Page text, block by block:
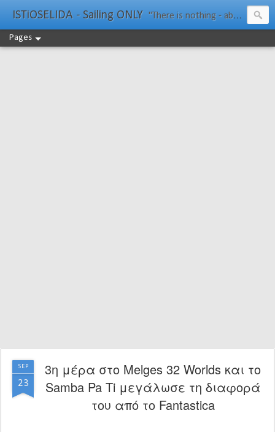
ISTiOSELIDA - Sailing ONLY "There is nothing - absolutely nothing - half so much worth doing as simply messing about in boats." Water Rat, Kenneth Grahame
Pages
SEP
23
3η μέρα στο Melges 32 Worlds και το
Samba Pa Ti μεγάλωσε τη διαφορά
του από το Fantastica